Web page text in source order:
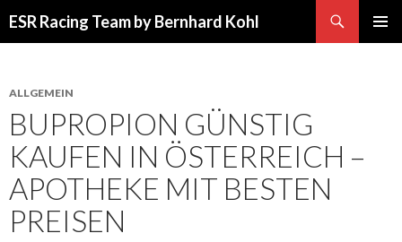
ESR Racing Team by Bernhard Kohl
ALLGEMEIN
BUPROPION GÜNSTIG
KAUFEN IN ÖSTERREICH –
APOTHEKE MIT BESTEN
PREISEN